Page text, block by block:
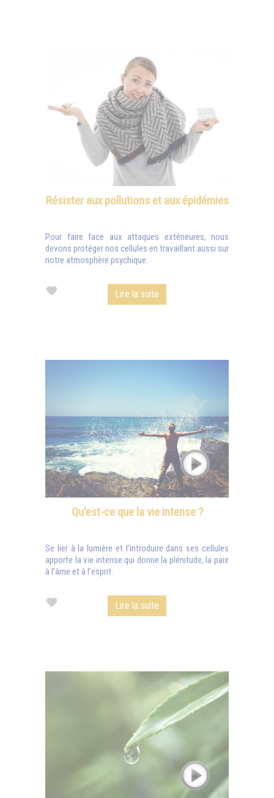
Résister aux pollutions et aux épidémies
Pour faire face aux attaques extérieures, nous
devons protéger nos cellules en travaillant aussi sur
notre atmosphère psychique..
Lire la suite
Qu'est-ce que la vie intense ?
Se lier à la lumière et l’introduire dans ses cellules
apporte la vie intense qui donne la plénitude, la paix
à l’âme et à l’esprit.
Lire la suite